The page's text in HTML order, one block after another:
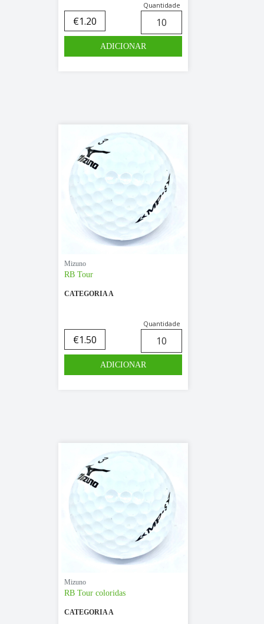
€1.20
Quantidade
Mizuno
RB Tour
CATEGORIA A
€1.50
Quantidade
Mizuno
RB Tour coloridas
CATEGORIA A